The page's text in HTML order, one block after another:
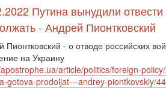
Путина вынудили
- Андрей Пионтковский
Пионтковский - о отводе российских
на Украину
article/politics/foreign-
gotova-prodoljat---andrey-piontkovskiy/